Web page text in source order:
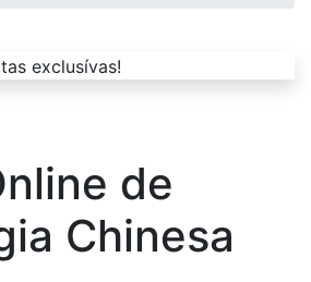
de
Chinesa